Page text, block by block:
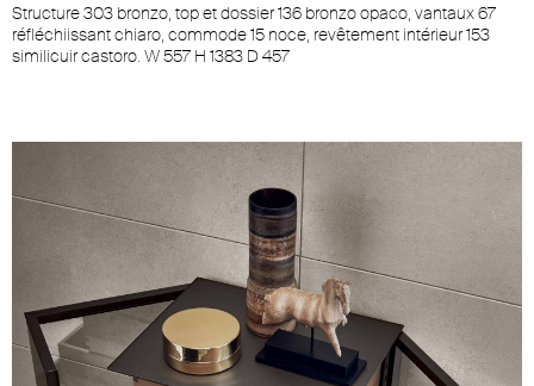
Structure 303 bronzo, top et dossier 136 bronzo opaco, vantaux 67
réfléchiissant chiaro, commode 15 noce, revêtement intérieur 153
similicuir castoro. W 557 H 1383 D 457